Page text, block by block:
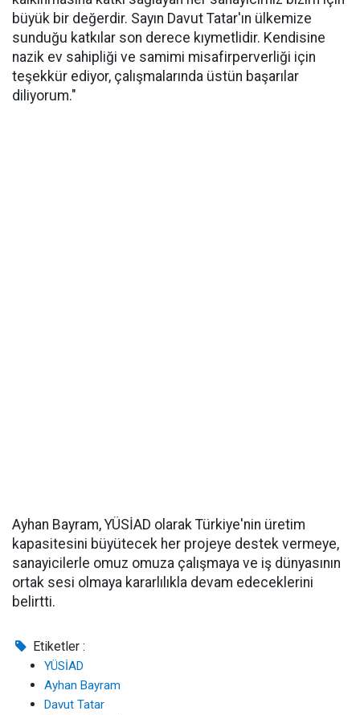
büyük bir değerdir. Sayın Davut Tatar'ın ülkemize
sunduğu katkılar son derece kıymetlidir. Kendisine
nazik ev sahipliği ve samimi misafirperverliği için
teşekkür ediyor, çalışmalarında üstün başarılar
diliyorum."
Ayhan Bayram, YÜSİAD olarak Türkiye'nin üretim
kapasitesini büyütecek her projeye destek vermeye,
sanayicilerle omuz omuza çalışmaya ve iş dünyasının
ortak sesi olmaya kararlılıkla devam edeceklerini
belirtti.
Etiketler :
YÜSİAD
Ayhan Bayram
Davut Tatar